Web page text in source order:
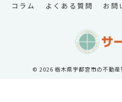
コラム
よくある質問 お問
© 2026 栃木県宇都宮市の不動産